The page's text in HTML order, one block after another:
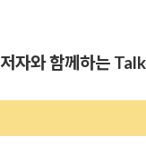
저자와 함께하는 Talk